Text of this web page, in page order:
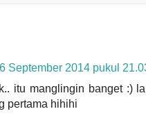
September 2014 pukul
itu manglingin banget :)
pertama hihihi